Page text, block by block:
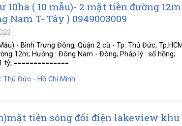
10ha ( 10 mẫu)- 2 mặt tiền đường 12m
Nam T- Tây ) 0949003009
- Bình Trưng Đông, Quận 2 cũ - Tp. Thủ Đức,
12m; Hướng : Đông Nam - Đông; Pháp lý : sổ hồng;
==============...
Thủ Đức - Hồ Chí Minh
tiền sông đối điện lakeview khu